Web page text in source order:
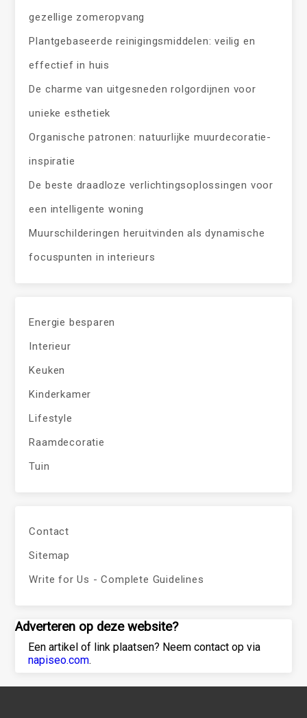
gezellige zomeropvang
Plantgebaseerde reinigingsmiddelen: veilig en
effectief in huis
De charme van uitgesneden rolgordijnen voor
unieke esthetiek
Organische patronen: natuurlijke muurdecoratie-
inspiratie
De beste draadloze verlichtingsoplossingen voor
een intelligente woning
Muurschilderingen heruitvinden als dynamische
focuspunten in interieurs
Energie besparen
Interieur
Keuken
Kinderkamer
Lifestyle
Raamdecoratie
Tuin
Contact
Sitemap
Write for Us - Complete Guidelines
Adverteren op deze website?
Een artikel of link plaatsen? Neem contact op via
napiseo.com.